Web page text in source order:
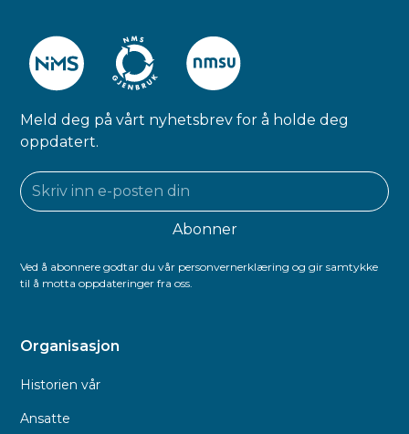
Meld deg på vårt nyhetsbrev for å holde deg
oppdatert.
Ved å abonnere godtar du vår personvernerklæring og gir samtykke
til å motta oppdateringer fra oss.
Organisasjon
Historien vår
Ansatte